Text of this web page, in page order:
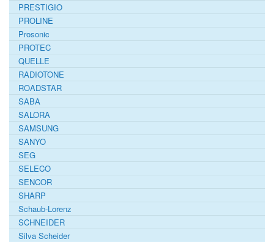
PRESTIGIO
PROLINE
Prosonic
PROTEC
QUELLE
RADIOTONE
ROADSTAR
SABA
SALORA
SAMSUNG
SANYO
SEG
SELECO
SENCOR
SHARP
Schaub-Lorenz
SCHNEIDER
Silva Scheider